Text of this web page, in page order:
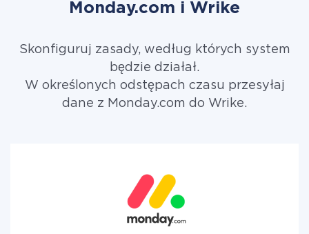
Monday.com i Wrike
Skonfiguruj zasady, według których system
będzie działał.
W określonych odstępach czasu przesyłaj
dane z Monday.com do Wrike.